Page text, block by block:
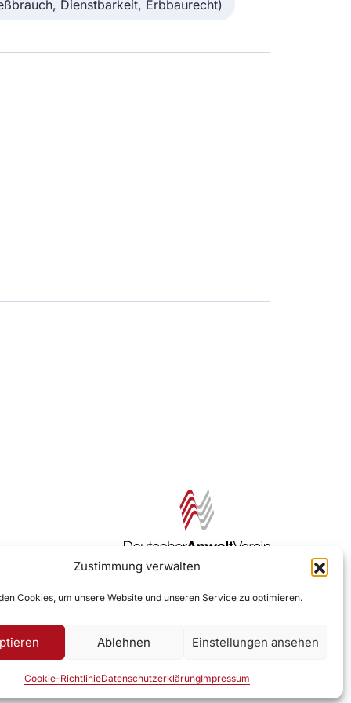
Zustimmung verwalten
Cookies, um unsere Website und unseren Service zu optimieren.
Ablehnen Einstellungen ansehen
Cookie-RichtlinieDatenschutzerklärungImpressum
Dienstbarkeit, Erbbaurecht)
Zur DAV Webseite